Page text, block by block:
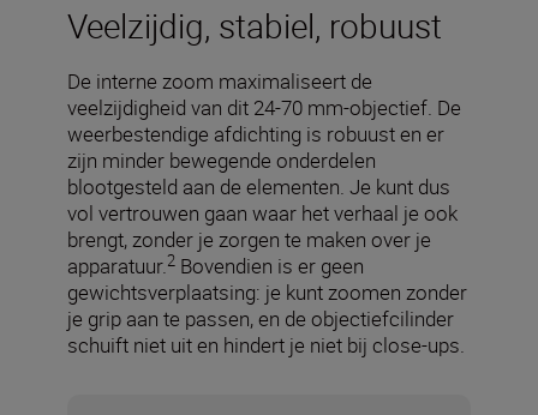
Veelzijdig, stabiel, robuust
De interne zoom maximaliseert de
veelzijdigheid van dit 24-70 mm-objectief. De
weerbestendige afdichting is robuust en er
zijn minder bewegende onderdelen
blootgesteld aan de elementen. Je kunt dus
vol vertrouwen gaan waar het verhaal je ook
brengt, zonder je zorgen te maken over je
apparatuur.2 Bovendien is er geen
gewichtsverplaatsing: je kunt zoomen zonder
je grip aan te passen, en de objectiefcilinder
schuift niet uit en hindert je niet bij close-ups.